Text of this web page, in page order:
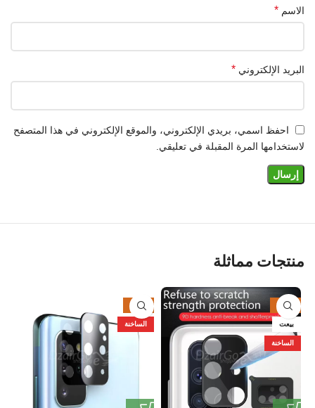
الاسم *
البريد الإلكتروني *
احفظ اسمي، بريدي الإلكتروني، والموقع الإلكتروني في هذا المتصفح
لاستخدامها المرة المقبلة في تعليقي.
منتجات مماثلة
-50%
بيعت
الساخنة
-50%
الساخنة